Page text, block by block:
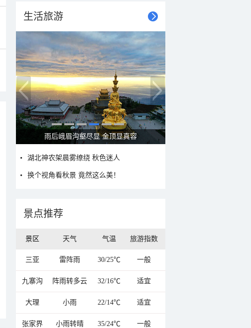
生活旅游
秋意浓 蓝天映衬下的哈尔滨伏尔加庄园
湖北神农架晨雾缭绕 秋色迷人
换个视角看秋景 竟然这么美！
景点推荐
景区 天气 气温 旅游指数
三亚 雷阵雨 30/25℃ 一般
九寨沟 阵雨转多云 32/16℃ 适宜
大理 小雨 22/14℃ 适宜
张家界 小雨转晴 35/24℃ 一般